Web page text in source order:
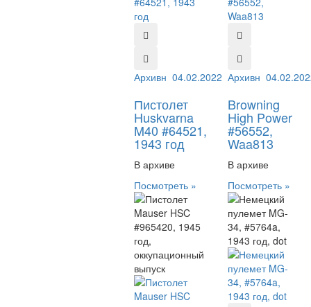
Архивный №:64521
04.02.2022
Пистолет
Huskvarna
M40 #64521,
1943 год
В архиве
Посмотреть »
Архивный №:
Browning
High Power
#56552,
Waa813
В архиве
Посмотреть »